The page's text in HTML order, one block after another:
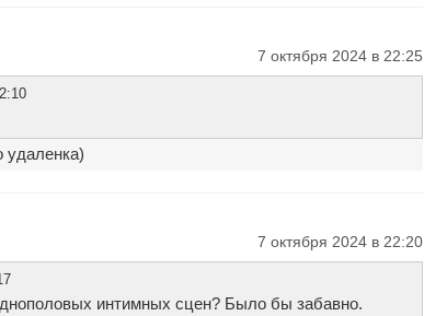
7 октября 2024 в 22:25
удаленка)
7 октября 2024 в 22:20
интимных сцен? Было бы забавно.